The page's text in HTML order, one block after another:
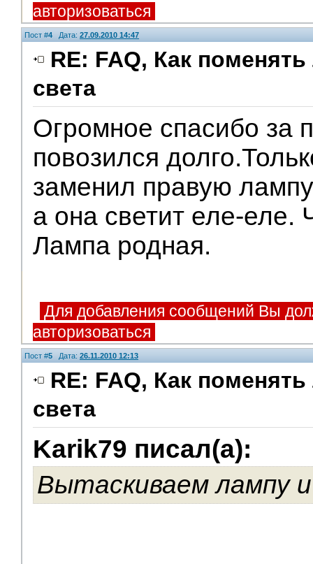
авторизоваться
Пост #4Дата: 27.09.2010 14:47
RE: FAQ, Как
света
Огромное спасибо за
повозился
заменил правую
а она светит еле-еле.
Лампа родная.
Для добавления сообщений Вы
авторизоваться
Пост #5 Дата: 26.11.2010 12:13
RE: FAQ, Как
света
Karik79 писал(а):
Вытаскиваем лампу